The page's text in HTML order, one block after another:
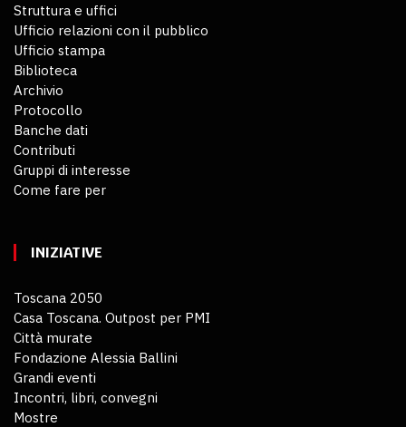
Struttura e uffici
Ufficio relazioni con il pubblico
Ufficio stampa
Biblioteca
Archivio
Protocollo
Banche dati
Contributi
Gruppi di interesse
Come fare per
INIZIATIVE
Toscana 2050
Casa Toscana. Outpost per PMI
Città murate
Fondazione Alessia Ballini
Grandi eventi
Incontri, libri, convegni
Mostre